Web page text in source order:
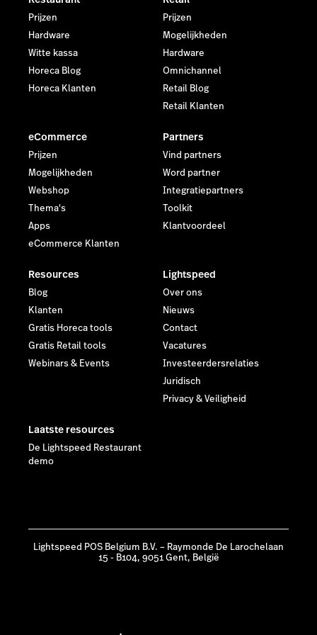
Prijzen
Hardware
Witte kassa
Horeca Blog
Horeca Klanten
Prijzen
Mogelijkheden
Hardware
Omnichannel
Retail Blog
Retail Klanten
eCommerce
Prijzen
Mogelijkheden
Webshop
Thema's
Apps
eCommerce Klanten
Partners
Vind partners
Word partner
Integratiepartners
Toolkit
Klantvoordeel
Resources
Blog
Klanten
Gratis Horeca tools
Gratis Retail tools
Webinars & Events
Lightspeed
Over ons
Nieuws
Contact
Vacatures
Investeerdersrelaties
Juridisch
Privacy & Veiligheid
Laatste resources
De Lightspeed Restaurant
demo
Lightspeed POS Belgium B.V. – Raymonde De Larochelaan
15 - B104, 9051 Gent, België